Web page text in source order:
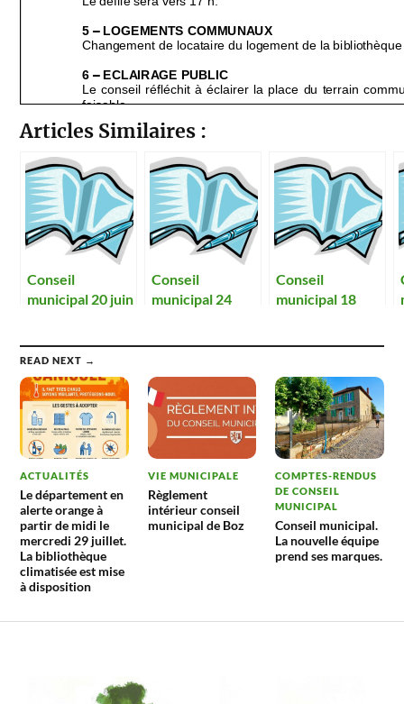
Articles Similaires :
Conseil
municipal 20 juin
Conseil
municipal 24
Conseil
municipal 18
READ NEXT →
ACTUALITÉS
Le département en
alerte orange à
partir de midi le
mercredi 29 juillet.
La bibliothèque
climatisée est mise
à disposition
VIE MUNICIPALE
Règlement
intérieur conseil
municipal de Boz
COMPTES-RENDUS
DE CONSEIL
MUNICIPAL
Conseil municipal.
La nouvelle équipe
prend ses marques.